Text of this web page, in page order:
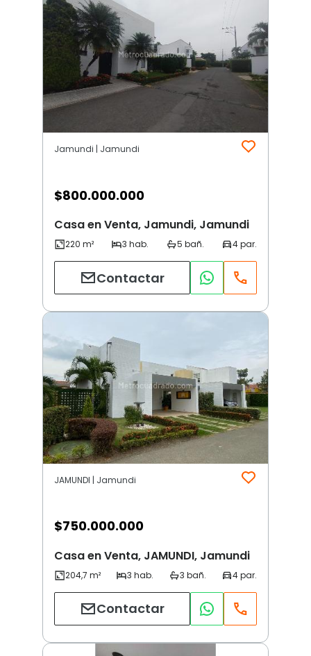
Jamundi | Jamundi
$800.000.000
Casa en Venta, Jamundi, Jamundi
Contactar
JAMUNDI | Jamundi
$750.000.000
Casa en Venta, JAMUNDI, Jamundi
Contactar